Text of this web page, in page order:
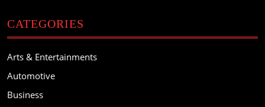
CATEGORIES
Arts & Entertainments
Automotive
Business